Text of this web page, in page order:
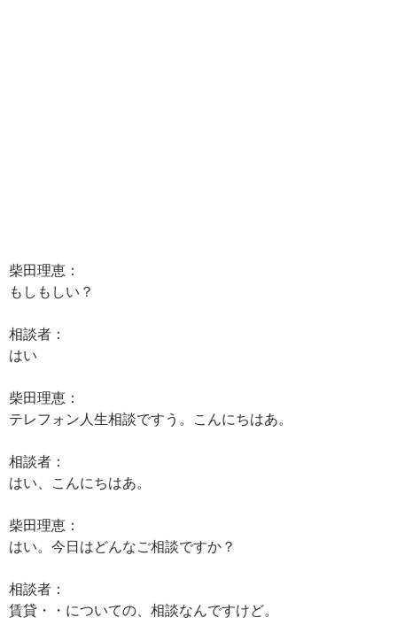
柴田理恵：
もしもしい？
相談者：
はい
柴田理恵：
テレフォン人生相談ですう。こんにちはあ。
相談者：
はい、こんにちはあ。
柴田理恵：
はい。今日はどんなご相談ですか？
相談者：
賃貸・・についての、相談なんですけど。